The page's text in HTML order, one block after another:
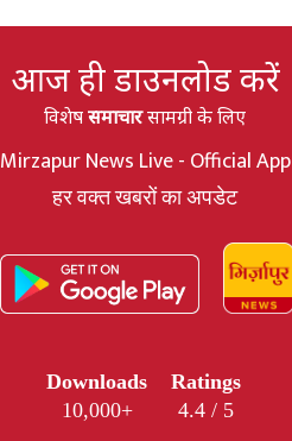
आज ही डाउनलोड करें
विशेषसमाचारसामग्री के लिए
Mirzapur News Live - Official App
हर वक्त खबरों का अपडेट
Downloads
10,000+
Ratings
4.4 / 5